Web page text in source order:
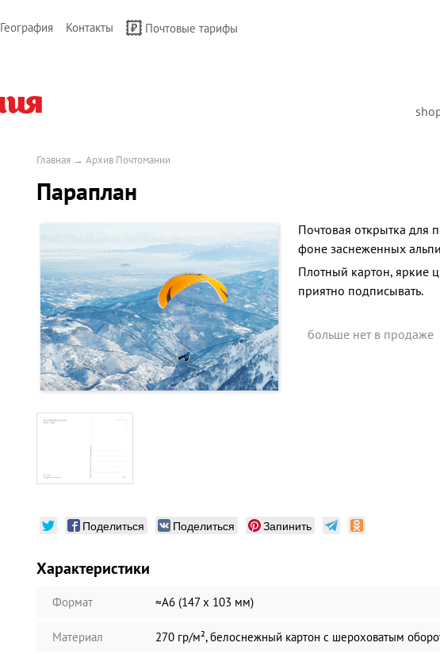
География Контакты Почтовые тарифы
Главная → Архив Почтомании
Параплан
Почтовая открытка для
фоне заснеженных
Плотный картон, яркие
приятно подписывать.
больше нет в продаже
Поделиться Поделиться Запинить
Характеристики
Формат ≈А6 (147 х 103 мм)
Материал 270 гр/м², белоснежный картон с шероховатым